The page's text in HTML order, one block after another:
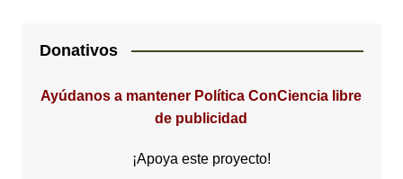
Donativos
Ayúdanos a mantener Política ConCiencia libre
de publicidad
¡Apoya este proyecto!